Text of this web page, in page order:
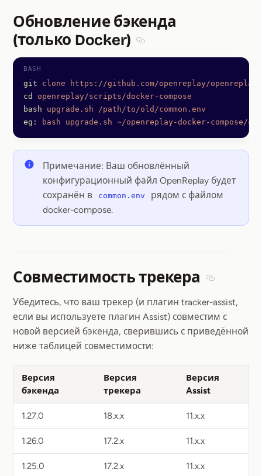
Обновление бэкенда
(только Docker)
git clone https://github.com/openreplay/openreplay
cd
openreplay/scripts/docker-compose
bash upgrade.sh /path/to/old/common.env
eg:
bash upgrade.sh ~/openreplay-docker-compose/
Примечание: Ваш обновлённый
конфигурационный файл OpenReplay будет
сохранён в
common.env
рядом с файлом
docker-compose.
Совместимость трекера
Убедитесь, что ваш трекер (и плагин tracker-assist,
если вы используете плагин Assist) совместим с
новой версией бэкенда, сверившись с приведённой
ниже таблицей совместимости:
Версия
бэкенда
Версия
трекера
Версия
Assist
1.27.0 18.x.x 11.x.x
1.26.0 17.2.x 11.x.x
1.25.0 17.2.x 11.x.x